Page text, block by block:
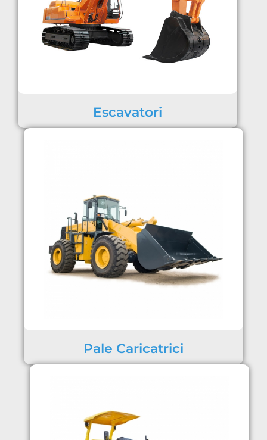
Escavatori
Pale Caricatrici